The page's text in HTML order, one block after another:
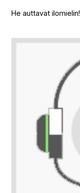
He auttavat ilomielin!